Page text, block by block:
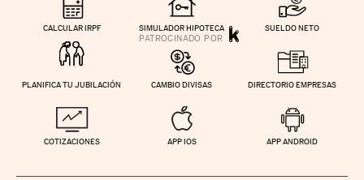
CALCULAR IRPF SIMULADOR HIPOTECA SUELDO NETO
PLANIFICA TU JUBILACIÓN CAMBIO DIVISAS DIRECTORIO EMPRESAS
COTIZACIONES APP IOS APP ANDROID